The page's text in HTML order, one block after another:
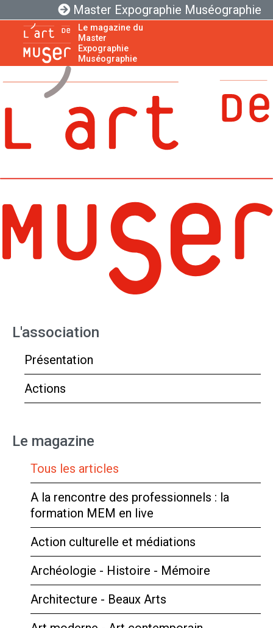
Master Expographie Muséographie
Le magazine du
Master
Expographie
Muséographie
L'association
Présentation
Actions
Le magazine
Tous les articles
A la rencontre des professionnels : la
formation MEM en live
Action culturelle et médiations
Archéologie - Histoire - Mémoire
Architecture - Beaux Arts